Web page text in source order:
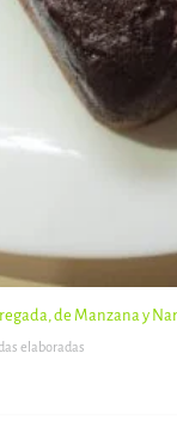
de Manzana y
elaboradas